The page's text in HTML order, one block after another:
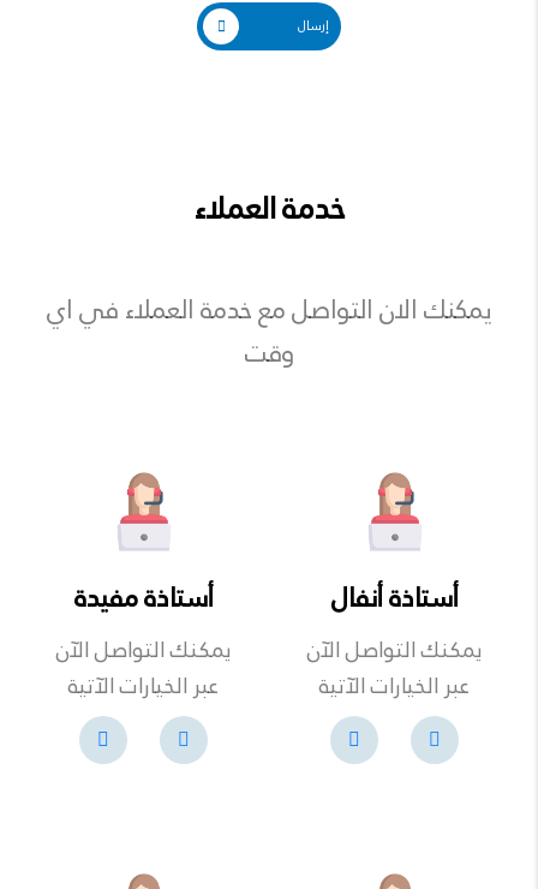
إرسال
خدمة العملاء
يمكنك الان التواصل مع خدمة العملاء في اي
وقت
أستاذة أنفال
يمكنك التواصل الآن
عبر الخيارات الآتية
أستاذة مفيدة
يمكنك التواصل الآن
عبر الخيارات الآتية